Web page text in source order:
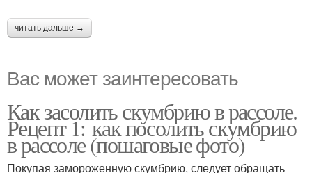
читать дальше →
Вас может заинтересовать
Как засолить скумбрию в рассоле.
Рецепт 1: как посолить скумбрию
в рассоле (пошаговые фото)
Покупая замороженную скумбрию, следует обращать